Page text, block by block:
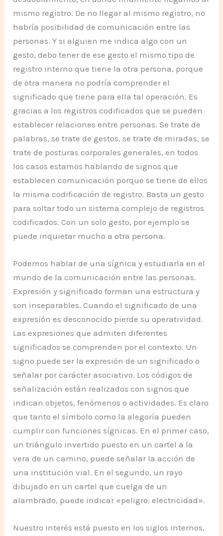
mismo registro. De no llegar al mismo registro, no
habría posibilidad de comunicación entre las
personas. Y si alguien me indica algo con un
gesto, debo tener de ese gesto el mismo tipo de
registro interno que tiene la otra persona, porque
de otra manera no podría comprender el
significado que tiene para ella tal operación. Es
gracias a los registros codificados que se pueden
establecer relaciones entre personas. Se trate de
palabras, se trate de gestos, se trate de miradas, se
trate de posturas corporales generales, en todos
los casos estamos hablando de signos que
establecen comunicación porque se tiene de ellos
la misma codificación de registro. Basta un gesto
para soltar todo un sistema complejo de registros
codificados. Con un solo gesto, por ejemplo se
puede inquietar mucho a otra persona.
Podemos hablar de una sígnica y estudiarla en el
mundo de la comunicación entre las personas.
Expresión y significado forman una estructura y
son inseparables. Cuando el significado de una
expresión es desconocido pierde su operatividad.
Las expresiones que admiten diferentes
significados se comprenden por el contexto. Un
signo puede ser la expresión de un significado o
señalar por carácter asociativo. Los códigos de
señalización están realizados con signos que
indican objetos, fenómenos o actividades. Es claro
que tanto el símbolo como la alegoría pueden
cumplir con funciones sígnicas. En el primer caso,
un triángulo invertido puesto en un cartel a la
vera de un camino, puede señalar la acción de
una institución vial. En el segundo, un rayo
dibujado en un cartel que cuelga de un
alambrado, puede indicar «peligro: electricidad».
Nuestro interés está puesto en los siglos internos,